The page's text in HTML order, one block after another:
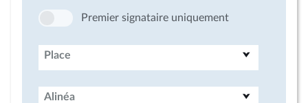
Premier signataire uniquement
Place
Alinéa